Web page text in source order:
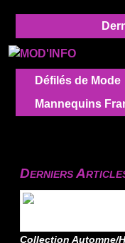
Défilés de Mode
Mannequins
Derniers
Collection Automne/